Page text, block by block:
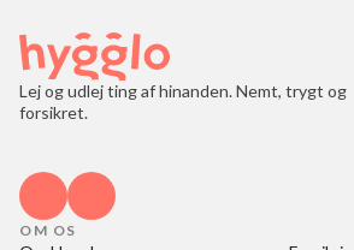
Lej og udlej ting af hinanden. Nemt, trygt og
forsikret.
OM OS